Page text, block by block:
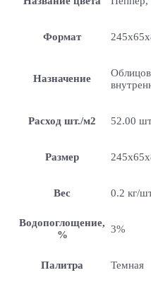
Формат
Назначение
Расход шт./м2 52.00
Размер
Вес 0.2 кг/
Водопоглощение,
%
3%
Палитра Темная